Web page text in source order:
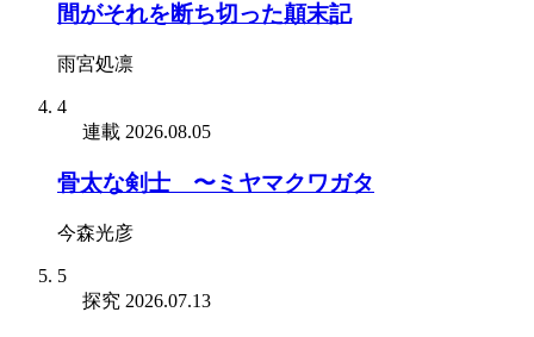
間がそれを断ち切った顛末記
雨宮処凛
4
連載 2026.08.05
骨太な剣士 〜ミヤマクワガタ
今森光彦
5
探究 2026.07.13